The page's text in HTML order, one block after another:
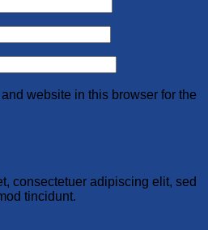
website in this browser for the
consectetuer adipiscing elit, sed
tincidunt.